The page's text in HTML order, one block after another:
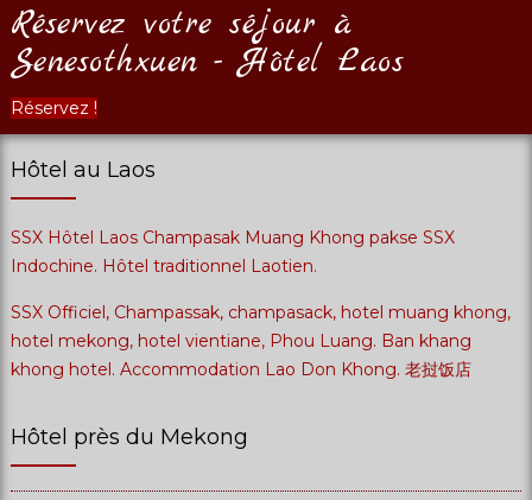
Réservez votre séjour à
Senesothxuen - Hôtel Laos
Réservez !
Hôtel au Laos
SSX Hôtel Laos Champasak Muang Khong pakse SSX
Indochine. Hôtel traditionnel Laotien.
SSX Officiel, Champassak, champasack, hotel muang khong,
hotel mekong, hotel vientiane, Phou Luang. Ban khang
khong hotel. Accommodation Lao Don Khong. 老挝饭店
Hôtel près du Mekong